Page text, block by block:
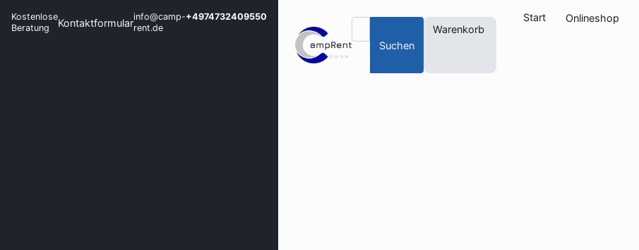
Kostenlose
Beratung
Kontaktformularinfo@camp-
rent.de
+4974732409550
Suchen
Warenkorb
Start Onlineshop